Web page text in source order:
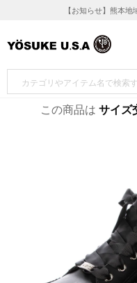
【お知らせ】熊本
この商品は サイズ